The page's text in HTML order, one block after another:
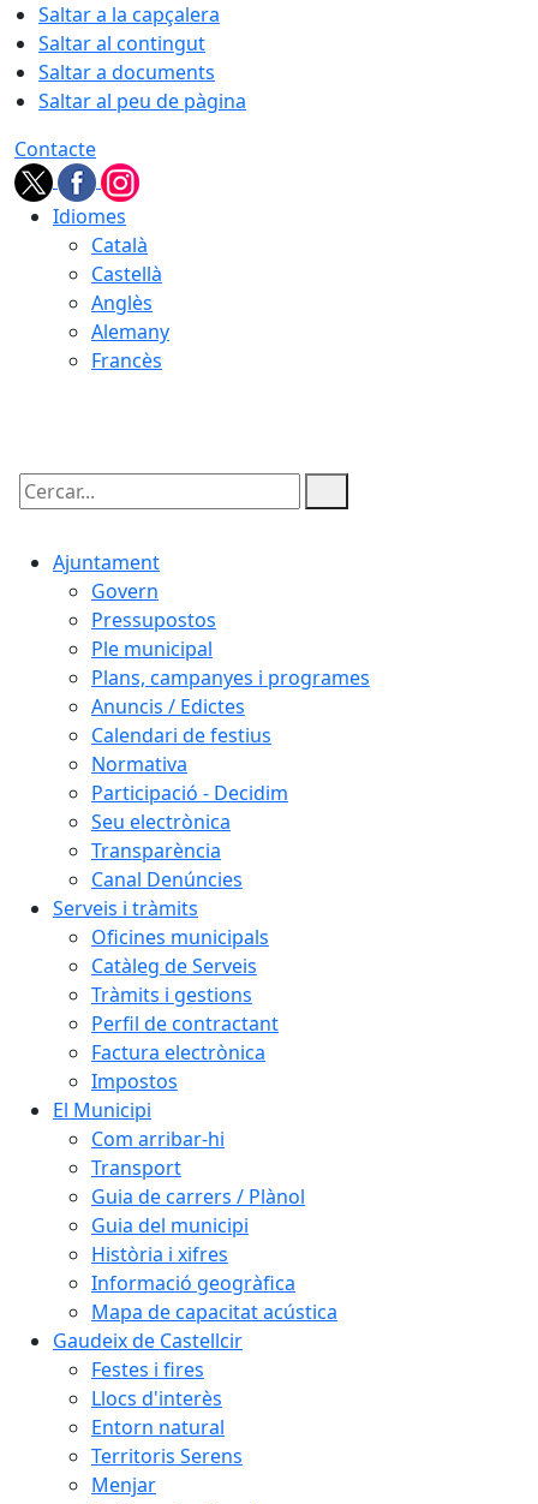
Saltar a la capçalera
Saltar al contingut
Saltar a documents
Saltar al peu de pàgina
Contacte
Idiomes
Català
Castellà
Anglès
Alemany
Francès
Cercar:
Ajuntament
Govern
Pressupostos
Ple municipal
Plans, campanyes i programes
Anuncis / Edictes
Calendari de festius
Normativa
Participació - Decidim
Seu electrònica
Transparència
Canal Denúncies
Serveis i tràmits
Oficines municipals
Catàleg de Serveis
Tràmits i gestions
Perfil de contractant
Factura electrònica
Impostos
El Municipi
Com arribar-hi
Transport
Guia de carrers / Plànol
Guia del municipi
Història i xifres
Informació geogràfica
Mapa de capacitat acústica
Gaudeix de Castellcir
Festes i fires
Llocs d'interès
Entorn natural
Territoris Serens
Menjar